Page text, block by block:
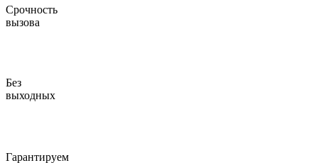
Срочность
вызова
Без
выходных
Гарантируем